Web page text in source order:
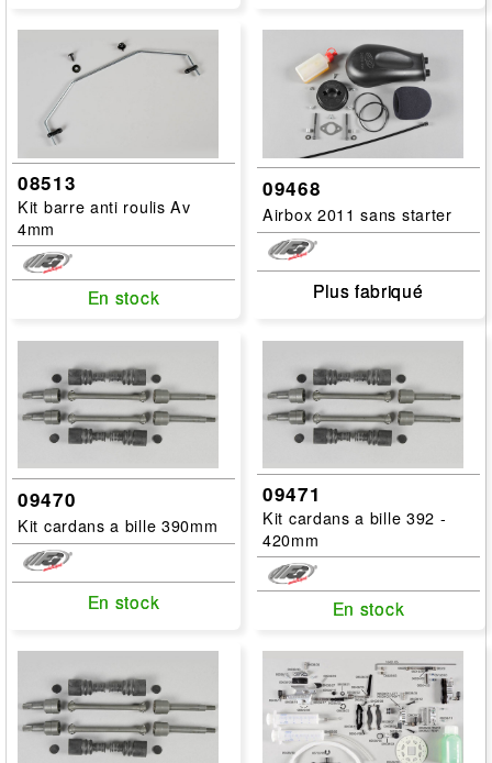
08513
Kit barre anti roulis Av
4mm
En stock
En stock
09468
Airbox 2011 sans starter
Plus fabriqué
Plus fabriqué
09470
Kit cardans a bille 390mm
En stock
En stock
09471
Kit cardans a bille 392 -
420mm
En stock
En stock